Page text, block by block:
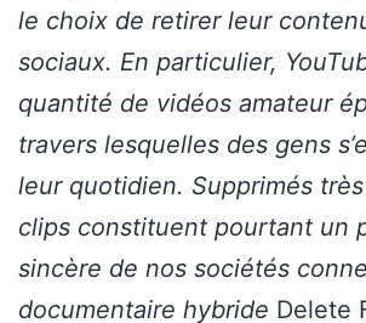
le choix de retirer leur
sociaux. En particulier,
quantité de vidéos amateur
travers lesquelles des gens
leur quotidien. Supprimés
clips constituent pourtant un
sincère de nos sociétés
documentaire hybride Delete